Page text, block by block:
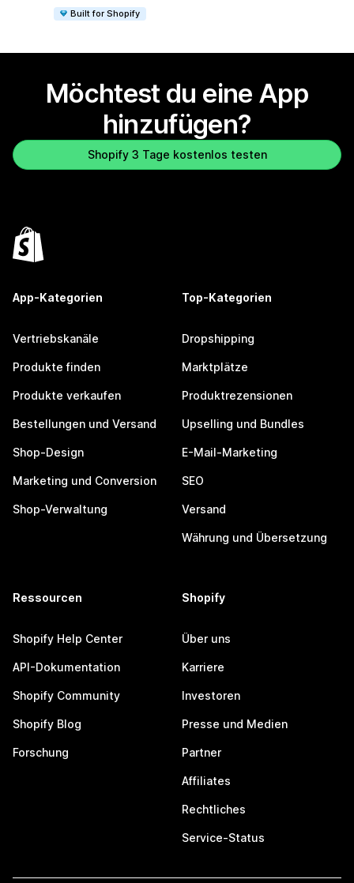
Built for Shopify
Möchtest du eine App
hinzufügen?
Shopify 3 Tage kostenlos testen
App-Kategorien
Vertriebskanäle
Produkte finden
Produkte verkaufen
Bestellungen und Versand
Shop-Design
Marketing und Conversion
Shop-Verwaltung
Top-Kategorien
Dropshipping
Marktplätze
Produktrezensionen
Upselling und Bundles
E-Mail-Marketing
SEO
Versand
Währung und Übersetzung
Ressourcen
Shopify Help Center
API-Dokumentation
Shopify Community
Shopify Blog
Forschung
Shopify
Über uns
Karriere
Investoren
Presse und Medien
Partner
Affiliates
Rechtliches
Service-Status